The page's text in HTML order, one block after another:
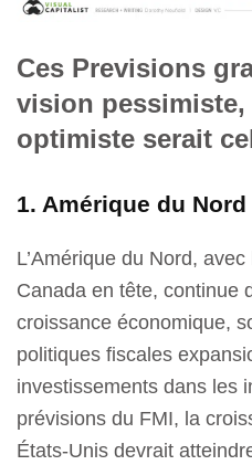
Ces Previsions
vision
optimiste serait
1. Amérique du Nord
L’Amérique du Nord,
Canada en tête, continue
croissance économique,
politiques fiscales
investissements dans les
prévisions du FMI, la
États-Unis devrait